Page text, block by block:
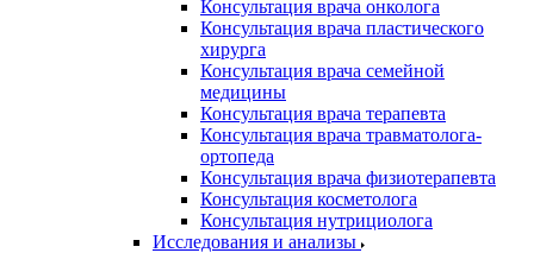
Консультация врача онколога
Консультация врача пластического
хирурга
Консультация врача семейной
медицины
Консультация врача терапевта
Консультация врача травматолога-
ортопеда
Консультация врача физиотерапевта
Консультация косметолога
Консультация нутрициолога
Исследования и анализы